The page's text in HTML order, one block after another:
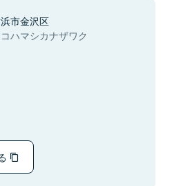
市金沢区
ハマシカナザワク